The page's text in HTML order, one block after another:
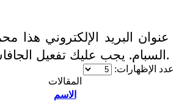
عنوان البريد الإلكتروني هذا
السبام. يجب عليك تفعيل الجافاسكربت لرؤيته.
عدد الإظهارات:
المقالات
الاسم